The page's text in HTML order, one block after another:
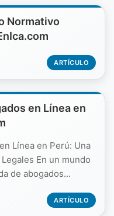
Normativo
ARTÍCULO
en Línea en
Línea en Perú: Una
En un mundo
de abogados...
ARTÍCULO